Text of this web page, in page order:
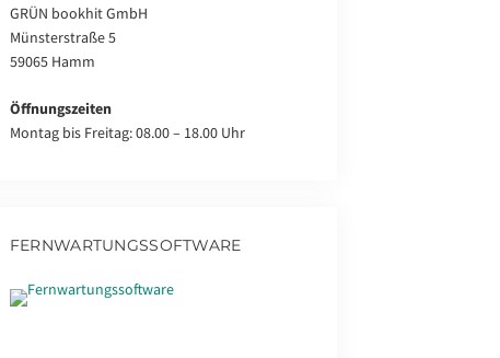
GRÜN bookhit GmbH
Münsterstraße 5
59065 Hamm
Öffnungszeiten
Montag bis Freitag: 08.00 – 18.00 Uhr
FERNWARTUNGSSOFTWARE